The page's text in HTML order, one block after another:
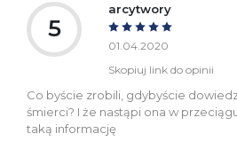
5
arcytwory
01.04.2020
Skopiuj link do opinii
Co byście zrobili, gdybyście
śmierci? I że nastąpi ona w
taką informację